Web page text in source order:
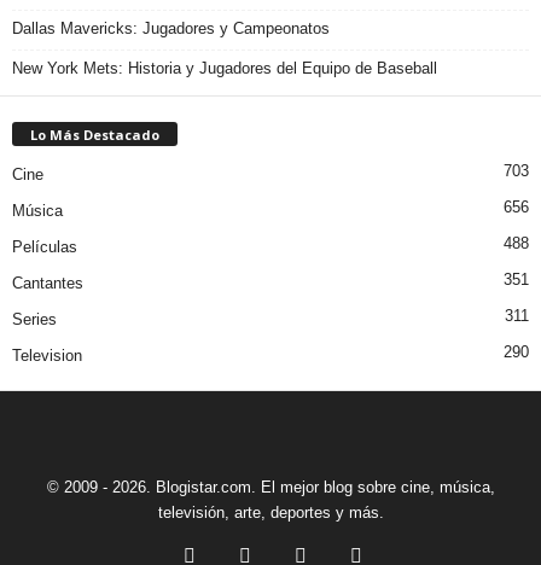
Dallas Mavericks: Jugadores y Campeonatos
New York Mets: Historia y Jugadores del Equipo de Baseball
Lo Más Destacado
Cine 703
Música 656
Películas 488
Cantantes 351
Series 311
Television 290
© 2009 - 2026. Blogistar.com. El mejor blog sobre cine, música,
televisión, arte, deportes y más.